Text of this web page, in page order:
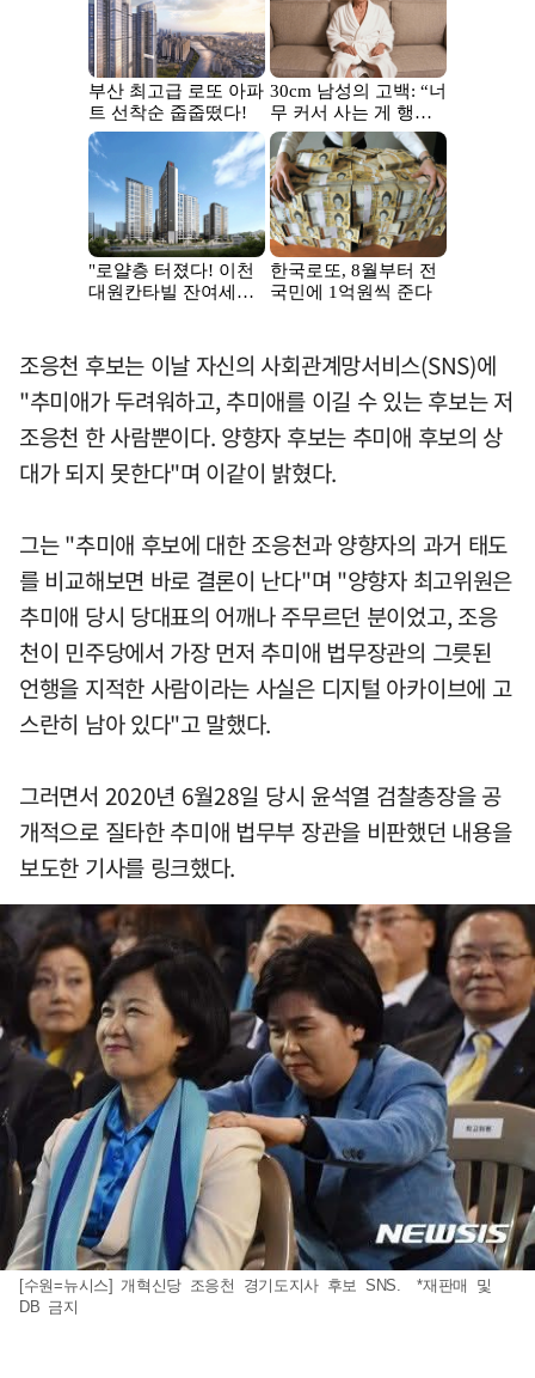
조응천 후보는 이날 자신의 사회관계망서비스(SNS)에
"추미애가 두려워하고, 추미애를 이길 수 있는 후보는 저
조응천 한 사람뿐이다. 양향자 후보는 추미애 후보의 상
대가 되지 못한다"며 이같이 밝혔다.
그는 "추미애 후보에 대한 조응천과 양향자의 과거 태도
를 비교해보면 바로 결론이 난다"며 "양향자 최고위원은
추미애 당시 당대표의 어깨나 주무르던 분이었고, 조응
천이 민주당에서 가장 먼저 추미애 법무장관의 그릇된
언행을 지적한 사람이라는 사실은 디지털 아카이브에 고
스란히 남아 있다"고 말했다.
그러면서 2020년 6월28일 당시 윤석열 검찰총장을 공
개적으로 질타한 추미애 법무부 장관을 비판했던 내용을
보도한 기사를 링크했다.
[수원=뉴시스] 개혁신당 조응천 경기도지사 후보 SNS. *재판매 및
DB 금지